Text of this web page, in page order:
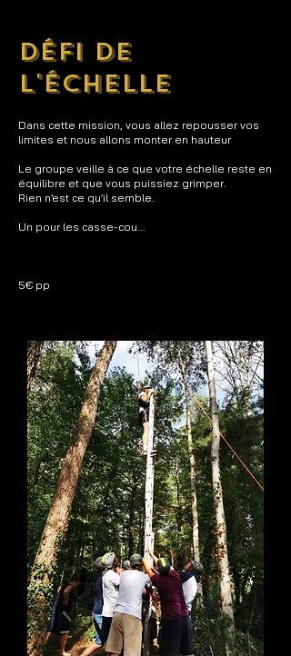
défi de
l'échelle
Dans cette mission, vous allez repousser vos
limites et nous allons monter en hauteur
Le groupe veille à ce que votre échelle reste en
équilibre et que vous puissiez grimper.
Rien n’est ce qu’il semble.
Un pour les casse-cou...
5€ pp